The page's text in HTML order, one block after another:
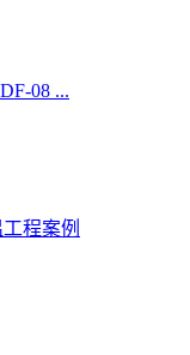
08 ...
程案例